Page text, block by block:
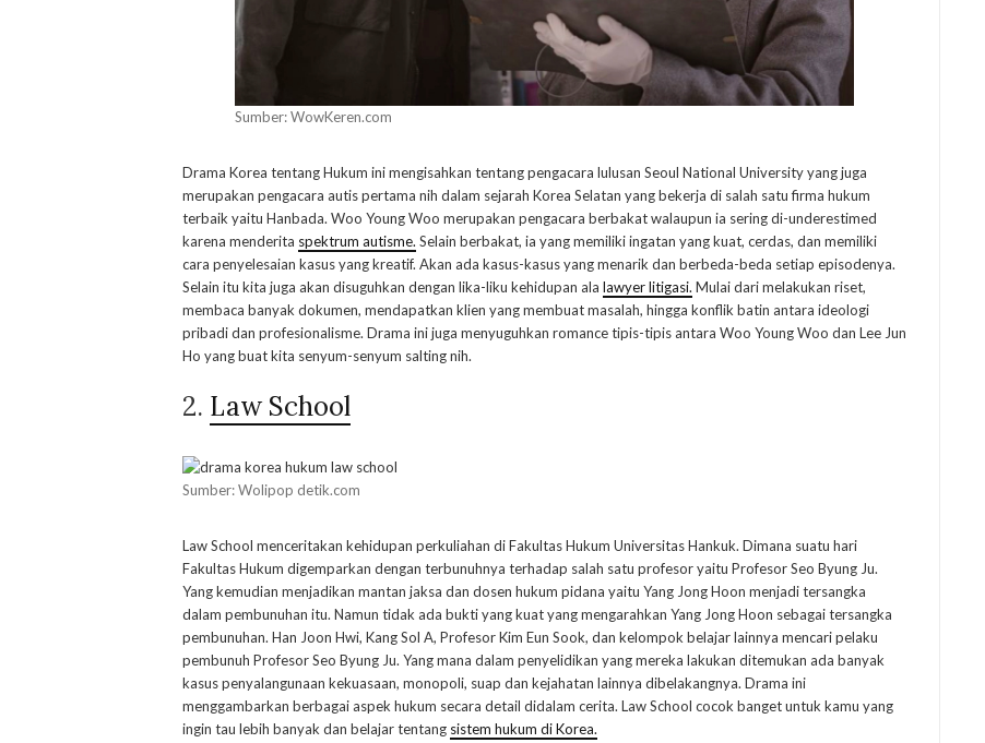
Sumber: WowKeren.com
Drama Korea tentang Hukum ini mengisahkan tentang pengacara lulusan Seoul National University yang juga
merupakan pengacara autis pertama nih dalam sejarah Korea Selatan yang bekerja di salah satu firma hukum
terbaik yaitu Hanbada. Woo Young Woo merupakan pengacara berbakat walaupun ia sering di-underestimed
karena menderita spektrum autisme. Selain berbakat, ia yang memiliki ingatan yang kuat, cerdas, dan memiliki
cara penyelesaian kasus yang kreatif. Akan ada kasus-kasus yang menarik dan berbeda-beda setiap episodenya.
Selain itu kita juga akan disuguhkan dengan lika-liku kehidupan ala lawyer litigasi. Mulai dari melakukan riset,
membaca banyak dokumen, mendapatkan klien yang membuat masalah, hingga konflik batin antara ideologi
pribadi dan profesionalisme. Drama ini juga menyuguhkan romance tipis-tipis antara Woo Young Woo dan Lee Jun
Ho yang buat kita senyum-senyum salting nih.
2. Law School
Sumber: Wolipop detik.com
Law School menceritakan kehidupan perkuliahan di Fakultas Hukum Universitas Hankuk. Dimana suatu hari
Fakultas Hukum digemparkan dengan terbunuhnya terhadap salah satu profesor yaitu Profesor Seo Byung Ju.
Yang kemudian menjadikan mantan jaksa dan dosen hukum pidana yaitu Yang Jong Hoon menjadi tersangka
dalam pembunuhan itu. Namun tidak ada bukti yang kuat yang mengarahkan Yang Jong Hoon sebagai tersangka
pembunuhan. Han Joon Hwi, Kang Sol A, Profesor Kim Eun Sook, dan kelompok belajar lainnya mencari pelaku
pembunuh Profesor Seo Byung Ju. Yang mana dalam penyelidikan yang mereka lakukan ditemukan ada banyak
kasus penyalangunaan kekuasaan, monopoli, suap dan kejahatan lainnya dibelakangnya. Drama ini
menggambarkan berbagai aspek hukum secara detail didalam cerita. Law School cocok banget untuk kamu yang
ingin tau lebih banyak dan belajar tentang sistem hukum di Korea.